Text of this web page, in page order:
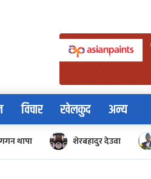
विचार खेलकुद अन्य
गगन थापा शेरबहादुर देउवा